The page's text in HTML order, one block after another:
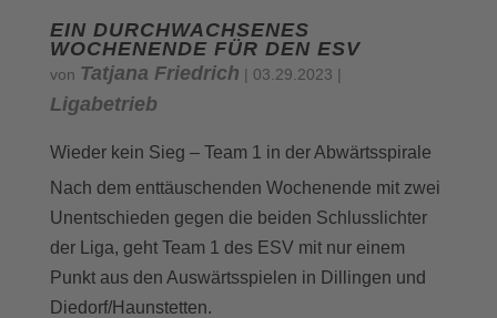
EIN DURCHWACHSENES
WOCHENENDE FÜR DEN ESV
von Tatjana Friedrich | 03.29.2023 |
Ligabetrieb
Wieder kein Sieg – Team 1 in der Abwärtsspirale
Nach dem enttäuschenden Wochenende mit zwei
Unentschieden gegen die beiden Schlusslichter
der Liga, geht Team 1 des ESV mit nur einem
Punkt aus den Auswärtsspielen in Dillingen und
Diedorf/Haunstetten.